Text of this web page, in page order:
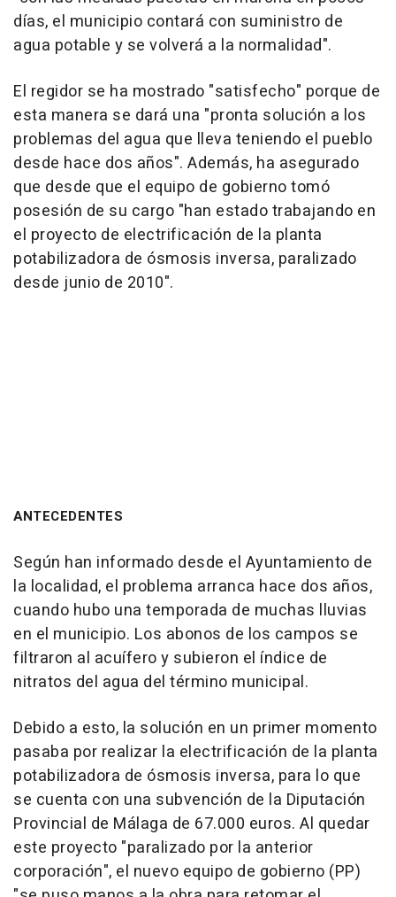
días, el municipio contará con suministro de
agua potable y se volverá a la normalidad".
El regidor se ha mostrado "satisfecho" porque de
esta manera se dará una "pronta solución a los
problemas del agua que lleva teniendo el pueblo
desde hace dos años". Además, ha asegurado
que desde que el equipo de gobierno tomó
posesión de su cargo "han estado trabajando en
el proyecto de electrificación de la planta
potabilizadora de ósmosis inversa, paralizado
desde junio de 2010".
ANTECEDENTES
Según han informado desde el Ayuntamiento de
la localidad, el problema arranca hace dos años,
cuando hubo una temporada de muchas lluvias
en el municipio. Los abonos de los campos se
filtraron al acuífero y subieron el índice de
nitratos del agua del término municipal.
Debido a esto, la solución en un primer momento
pasaba por realizar la electrificación de la planta
potabilizadora de ósmosis inversa, para lo que
se cuenta con una subvención de la Diputación
Provincial de Málaga de 67.000 euros. Al quedar
este proyecto "paralizado por la anterior
corporación", el nuevo equipo de gobierno (PP)